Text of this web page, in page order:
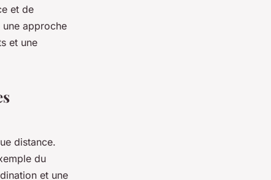
et de
une approche
et une
distance.
du
et une